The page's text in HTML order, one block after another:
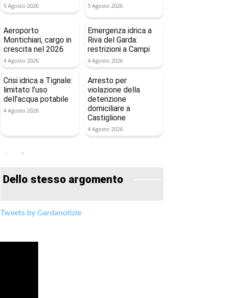
5 Agosto 2026 5 Agosto 2026
Aeroporto
Montichiari, cargo in
crescita nel 2026
4 Agosto 2026
Emergenza idrica a
Riva del Garda:
restrizioni a Campi
4 Agosto 2026
Crisi idrica a Tignale:
limitato l’uso
dell’acqua potabile
4 Agosto 2026
Arresto per
violazione della
detenzione
domiciliare a
Castiglione
4 Agosto 2026
Dello stesso argomento
Tweets by Gardanotizie